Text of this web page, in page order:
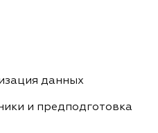
данных
и предподготовка